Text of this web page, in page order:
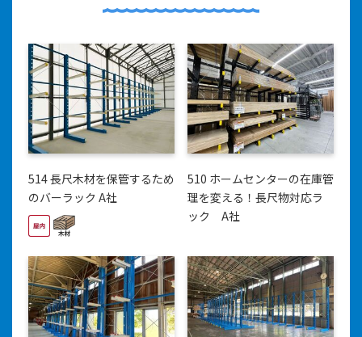
514 長尺木材を保管するため
のバーラック A社
510 ホームセンターの在庫管
理を変える！長尺物対応ラ
ック A社